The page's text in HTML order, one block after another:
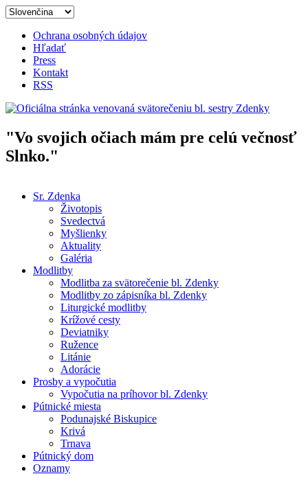
Skočiť na hlavný obsah
Ochrana osobných údajov
Hľadať
Press
Kontakt
RSS
Oficiálna stránka venovaná
"Vo svojich očiach mám pre celú večnosť
Slnko."
Hlavné menu
Sr. Zdenka
Životopis
Svedectvá
Myšlienky
Aktuality
Galéria
Modlitby
Modlitba za svätorečenie bl. Zdenky
Modlitby zo zápisníka bl. Zdenky
Liturgické modlitby
Krížové cesty
Deviatniky
Ružence
Litánie
Adorácie
Prosby a vypočutia
Vypočutia na príhovor bl. Zdenky
Pútnické miesta
Podunajské Biskupice
Krivá
Trnava
Pútnický dom
Oznamy